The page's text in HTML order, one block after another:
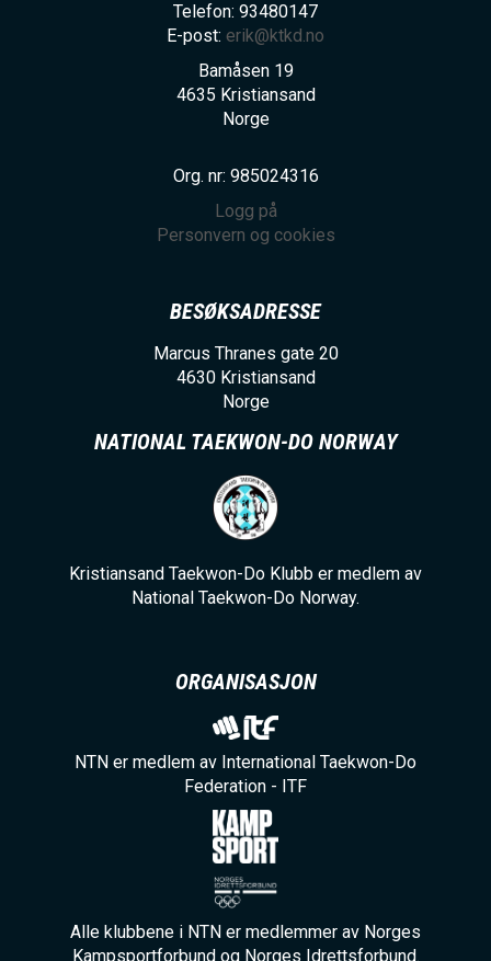
Telefon: 93480147
E-post: erik@ktkd.no
Bamåsen 19
4635 Kristiansand
Norge
Org. nr: 985024316
Logg på
Personvern og cookies
BESØKSADRESSE
Marcus Thranes gate 20
4630 Kristiansand
Norge
NATIONAL TAEKWON-DO NORWAY
Kristiansand Taekwon-Do Klubb er medlem av
National Taekwon-Do Norway.
ORGANISASJON
NTN er medlem av International Taekwon-Do
Federation - ITF
Alle klubbene i NTN er medlemmer av Norges
Kampsportforbund og Norges Idrettsforbund.